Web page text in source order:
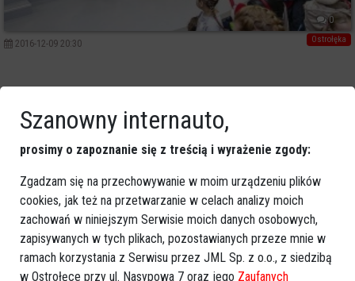
0
Ostrołęka
2016-12-09 20:30
Szanowny internauto,
prosimy o zapoznanie się z treścią i wyrażenie zgody:
Zgadzam się na przechowywanie w moim urządzeniu plików
cookies, jak też na przetwarzanie w celach analizy moich
zachowań w niniejszym Serwisie moich danych osobowych,
zapisywanych w tych plikach, pozostawianych przeze mnie w
ramach korzystania z Serwisu przez JML Sp. z o.o., z siedzibą
w Ostrołęce przy ul. Nasypowa 7 oraz jego Zaufanych